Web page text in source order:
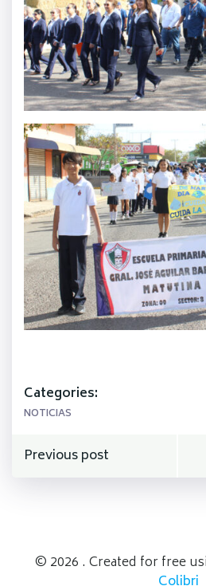
Categories:
NOTICIAS
Navegación
Previous post
© 2026 . Created for free